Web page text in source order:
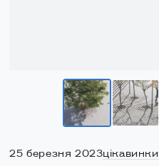
25 березня 2023цікавинки